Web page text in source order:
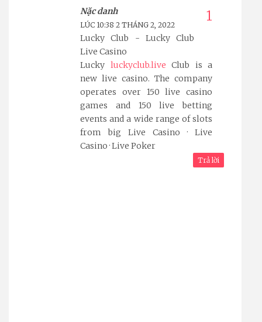
Nặc danh
LÚC 10:38 2 THÁNG 2, 2022
Lucky Club - Lucky Club
Live Casino
Lucky luckyclub.live Club is a
new live casino. The company
operates over 150 live casino
games and 150 live betting
events and a wide range of slots
from big ‎Live Casino · ‎Live
Casino · ‎Live Poker
Trả lời